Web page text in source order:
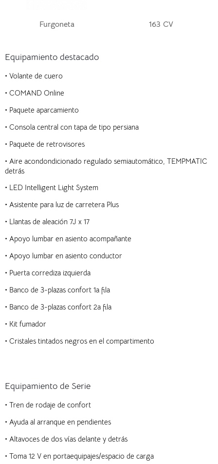
Furgoneta 163 CV
Equipamiento destacado
• Volante de cuero
• COMAND Online
• Paquete aparcamiento
• Consola central con tapa de tipo persiana
• Paquete de retrovisores
• Aire acondondicionado regulado semiautomático, TEMPMATIC
detrás
• LED Intelligent Light System
• Asistente para luz de carretera Plus
• Llantas de aleación 7J x 17
• Apoyo lumbar en asiento acompañante
• Apoyo lumbar en asiento conductor
• Puerta corrediza izquierda
• Banco de 3-plazas confort 1a fila
• Banco de 3-plazas confort 2a fila
• Kit fumador
• Cristales tintados negros en el compartimento
Equipamiento de Serie
• Tren de rodaje de confort
• Ayuda al arranque en pendientes
• Altavoces de dos vías delante y detrás
• Toma 12 V en portaequipajes/espacio de carga